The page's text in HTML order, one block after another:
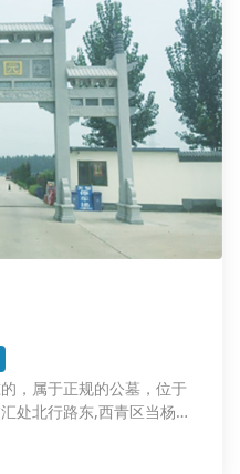
，属于正规的公墓，位于
处北行路东,西青区当杨公
里，交通便利，日常祭拜
，给您的亲人一片净土,让